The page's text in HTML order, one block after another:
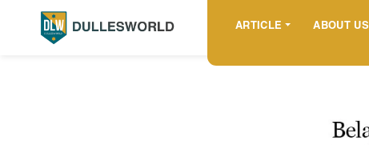
ARTICLE ABOUT US